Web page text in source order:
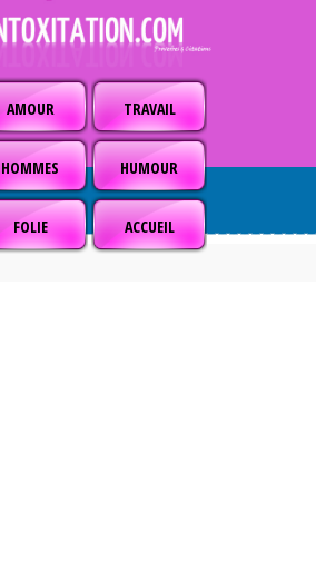
AMOUR TRAVAIL
HOMMES HUMOUR
FOLIE ACCUEIL